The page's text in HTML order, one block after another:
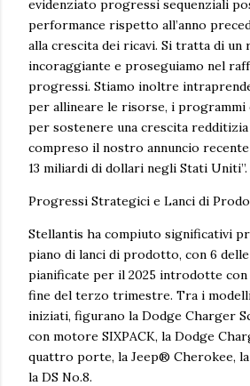
evidenziato progressi sequenziali
performance rispetto all’anno
alla crescita dei ricavi. Si tratta di un
incoraggiante e proseguiamo nel
progressi. Stiamo inoltre
per allineare le risorse, i programmi
per sostenere una crescita
compreso il nostro annuncio
13 miliardi di dollari negli Stati Uniti”.
Progressi Strategici e Lanci di
Stellantis ha compiuto significativi
piano di lanci di prodotto, con 6
pianificate per il 2025 introdotte con
fine del terzo trimestre. Tra i
iniziati, figurano la Dodge Charger
con motore SIXPACK, la Dodge
quattro porte, la Jeep® Cherokee,
la DS No.8.